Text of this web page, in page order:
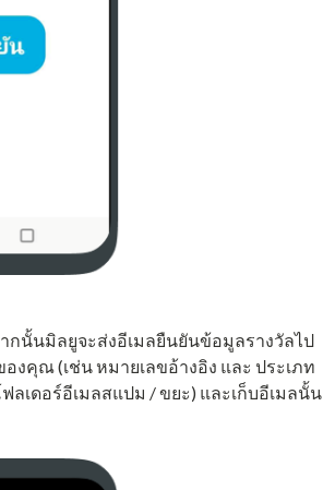
กนั้นมิลยูจะส่งอีเมลยืนยันข้อมูลรางวัลไป
งคุณ (เช่น หมายเลขอ้างอิง และ ประเภท
เดอร์อีเมลสแปม / ขยะ) และเก็บอีเมลนั้น